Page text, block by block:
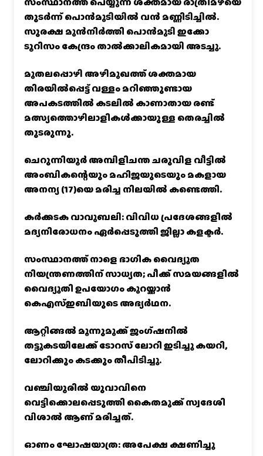
തുടർന്ന് പൊൻമുടിയില്‍ വൻ മണ്ണിടിച്ചില്‍.
സുരക്ഷ മുൻനിർത്തി പൊൻമുടി ഇക്കോ
ടൂറിസം കേന്ദ്രം താല്‍ക്കാലികമായി അടച്ചു.
മുതലപ്പൊഴി അഴിമുഖത്ത് ശക്തമായ
തിരയിൽപ്പെട്ട് വള്ളം മറിഞ്ഞുണ്ടായ
അപകടത്തിൽ കടലിൽ കാണാതായ രണ്ട്
മത്സ്യത്തൊഴിലാളികൾക്കായുള്ള തെരച്ചിൽ
തുടരുന്നു.
ചെറുന്നിയൂർ അമ്പിളിചന്ത ചരുവിള വീട്ടിൽ
അംബികന്റെയും മഹിജയുടെയും മകളായ
അനന്യ (17)യെ മരിച്ച നിലയിൽ കണ്ടെത്തി.
കര്‍ക്കടക വാവുബലി: വിവിധ പ്രദേശങ്ങളില്‍
മദ്യനിരോധനം ഏര്‍പ്പെടുത്തി ജില്ലാ കളക്ടര്‍.
സംസ്ഥാനത്ത് നാളെ ഭാഗിക വൈദ്യുത
നിയന്ത്രണത്തിന് സാധ്യത; പീക്ക് സമയങ്ങളില്‍
വൈദ്യുതി ഉപയോഗം കുറയ്ക്കാൻ
കെഎസ്‌ഇബിയുടെ അഭ്യര്‍ഥന.
ആറ്റിങ്ങൽ മൂന്നുമുക്ക് ജംഗ്ഷനിൽ
തട്ടുകടയിലേക്ക് ടോറസ് ലോറി ഇടിച്ചു കയറി,
ലോറിക്കും കടക്കും തീപിടിച്ചു.
വഞ്ചിയൂരില്‍ യുവാവിനെ
വെട്ടിക്കൊലപ്പെടുത്തി കൈതമുക്ക് സ്വദേശി
വിശാല്‍ ആണ് മരിച്ചത്.
ഓണം ഘോഷയാത്ര: അപേക്ഷ ക്ഷണിച്ചു